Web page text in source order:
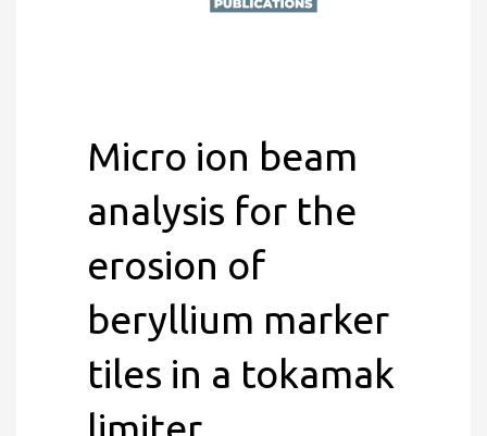
Micro ion beam
analysis for the
erosion of
beryllium marker
tiles in a tokamak